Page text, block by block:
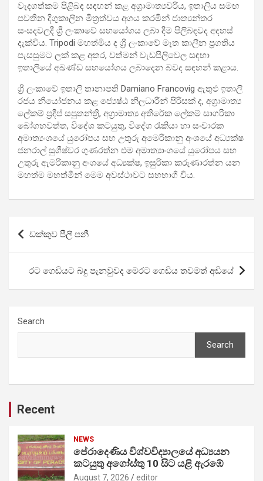
වැදගත්කම පිළිබඳ සඳහන් කළ අග්‍රාමාත්‍යවරිය, ඉතාලිය සමඟ
පවතින දිගුකාලීන මිත්‍රත්වය අගය කරමින් ජාත්‍යන්තර
සංසදවලදී ශ්‍රී ලංකාවේ සහයෝගය ලබා දීම පිලිබඳවද අදහස්
දැක්වීය. Tripodi මහත්මිය ද ශ්‍රී ලංකාවේ මෑත කාලීන ප්‍රගතිය
පැසසුමට ලක් කළ අතර, වත්මන් වැඩපිලිවෙල සඳහා
ඉතාලියේ අඛණ්ඩ සහයෝගය ලබාදෙන බවද සඳහන් කළාය.
ශ්‍රී ලංකාවේ ඉතාලි තානාපති Damiano Francovig ඇතුළු ඉතාලි
රජය නියෝජනය කළ ජ්‍යෙෂ්ඨ නිලධාරීන් පිරිසක් ද, අග්‍රාමාත්‍ය
ලේකම් ප්‍රදීප් සපුතන්ත්‍රි, අග්‍රාමාත්‍ය අතිරේක ලේකම් සාගරිකා
බෝගහවත්ත, විදේශ කටයුතු, විදේශ රැකියා හා සංචාරක
අමාත්‍යංශයේ යුරෝපය සහ උතුරු අමෙරිකානු අංශයේ අධ්‍යක්ෂ
ජනරාල් සුගීෂ්වර ගුණරත්න එම අමාත්‍යාංශයේ යුරෝපය සහ
උතුරු ඇමරිකානු අංශයේ අධ්‍යක්ෂ, ඉසුරිකා කරුණාරත්න යන
මහත්ම මහත්මීන් මෙම අවස්ථාවට සහභාගී විය.
Post
navigation
ඩක්කුව පීලී පනී
රට ගෙඩියට බදු පැනවුවද මෙරට ගෙඩිය තවමත් අඩියේ
Search
Search
Recent
NEWS
පේරාදෙණිය විශ්වවිද්‍යාලයේ අධ්‍යයන
කටයුතු අගෝස්තු 10 සිට යළි ඇරඹේ
August 7, 2026 editor